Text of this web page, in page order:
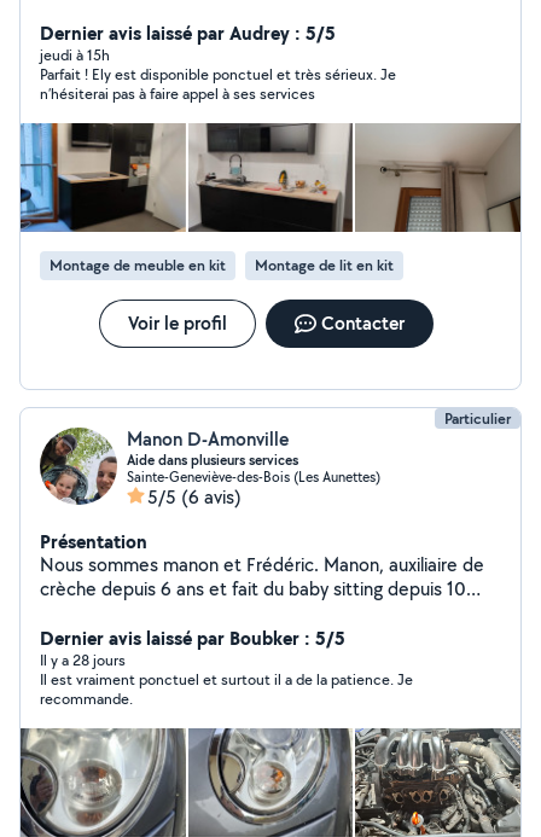
cuisson / tirage de câble, installation complète et
remplacement de tableau électrique etc...) - faire le
montage et la pose au sol et mural de vos meubles,
étagères, tringles à rideaux et installation complète
d'une cuisine équipée avec aide à la conception 3D ou
d'un dressing etc...) - divers installations sanitaires -
aussi vous aidez pour un déménagement
Dernier avis laissé par Audrey : 5/5
jeudi à 15h
Parfait ! Ely est disponible ponctuel et très sérieux. Je
n’hésiterai pas à faire appel à ses services
Montage de meuble en kit Montage de lit en kit
Voir le profil Contacter
Particulier
Manon D-Amonville
Aide dans plusieurs services
Sainte-Geneviève-des-Bois (Les Aunettes)
5/5 (6 avis)
Présentation
Nous sommes manon et Frédéric. Manon, auxiliaire de
crèche depuis 6 ans et fait du baby sitting depuis 10
aider aux devoirs. J'aime aussi les animaux depuis toutes
petites j'ai des chiens et lapins et actuellement 2 chats.
Je suis disponible pour venir garder chats et chien et
autres animaux. Frédéric, s'y connaît un peu en
mécanique auto et vélo. Étant dans une boîte de
société de vélo électrique il peut vous aider.
Dernier avis laissé par Boubker : 5/5
Il y a 28 jours
Il est vraiment ponctuel et surtout il a de la patience. Je
recommande.